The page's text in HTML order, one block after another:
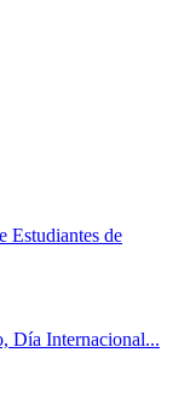
Estudiantes de
Día Internacional...